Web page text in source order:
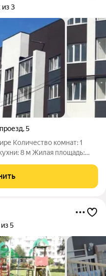
из 3
,5
Количество комнат: 1
8 м Жилая площадь:
Окна: на улицу, на
5